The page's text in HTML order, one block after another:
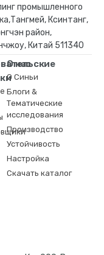
промышленного
Ксинтанг,
район,
Китай 511340
О нас
О Синьи
Блоги &
Тематические
исследования
Производство
Устойчивость
Настройка
Скачать каталог